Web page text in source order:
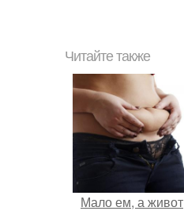
Читайте также
Мало ем, а живот